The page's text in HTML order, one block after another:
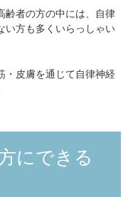
齢者の方の中には、自律
い方も多くいらっしゃい
・皮膚を通じて自律神経
にできる